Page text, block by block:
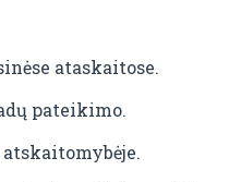
ataskaitose.
pateikimo.